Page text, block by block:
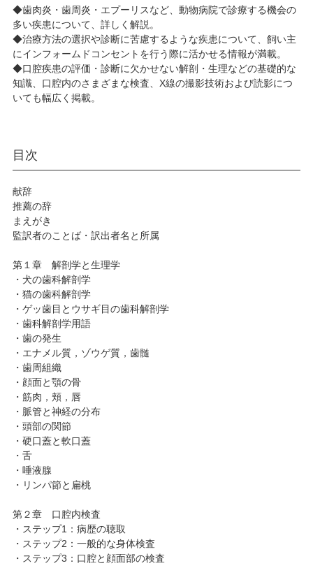
◆歯肉炎・歯周炎・エプーリスなど、動物病院で診療する機会の
多い疾患について、詳しく解説。
◆治療方法の選択や診断に苦慮するような疾患について、飼い主
にインフォームドコンセントを行う際に活かせる情報が満載。
◆口腔疾患の評価・診断に欠かせない解剖・生理などの基礎的な
知識、口腔内のさまざまな検査、X線の撮影技術および読影につ
いても幅広く掲載。
目次
献辞
推薦の辞
まえがき
監訳者のことば・訳出者名と所属
第１章 解剖学と生理学
・犬の歯科解剖学
・猫の歯科解剖学
・ゲッ歯目とウサギ目の歯科解剖学
・歯科解剖学用語
・歯の発生
・エナメル質，ゾウゲ質，歯髄
・歯周組織
・顔面と顎の骨
・筋肉，頬，唇
・脈管と神経の分布
・頭部の関節
・硬口蓋と軟口蓋
・舌
・唾液腺
・リンパ節と扁桃
第２章 口腔内検査
・ステップ1：病歴の聴取
・ステップ2：一般的な身体検査
・ステップ3：口腔と顔面部の検査